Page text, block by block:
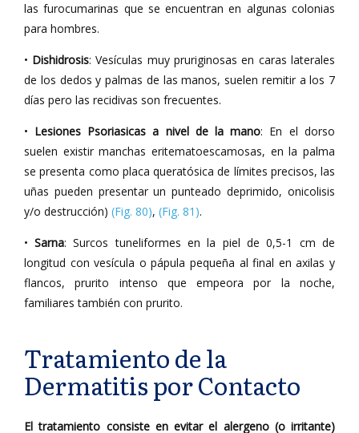
las furocumarinas que se encuentran en algunas colonias
para hombres.
• Dishidrosis: Vesículas muy pruriginosas en caras laterales
de los dedos y palmas de las manos, suelen remitir a los 7
días pero las recidivas son frecuentes.
• Lesiones Psoriasicas a nivel de la mano: En el dorso
suelen existir manchas eritematoescamosas, en la palma
se presenta como placa queratósica de límites precisos, las
uñas pueden presentar un punteado deprimido, onicolisis
y/o destrucción) (Fig. 80), (Fig. 81).
• Sarna: Surcos tuneliformes en la piel de 0,5-1 cm de
longitud con vesícula o pápula pequeña al final en axilas y
flancos, prurito intenso que empeora por la noche,
familiares también con prurito.
Tratamiento de la
Dermatitis por Contacto
El tratamiento consiste en evitar el alergeno (o irritante)